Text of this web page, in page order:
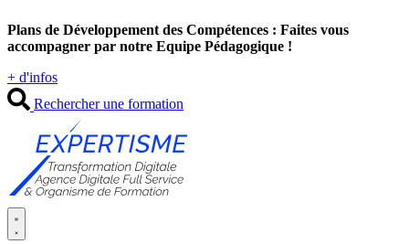
au
contenu
Plans de Développement des Compétences : Faites vous
accompagner par notre Equipe Pédagogique !
+ d'infos
Rechercher une formation